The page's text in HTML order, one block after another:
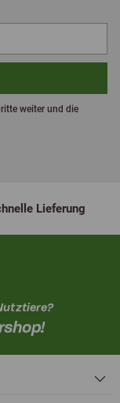
weiter und die
Lieferung